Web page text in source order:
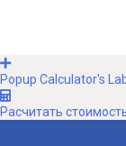
Popup Calculator's
Расчитать